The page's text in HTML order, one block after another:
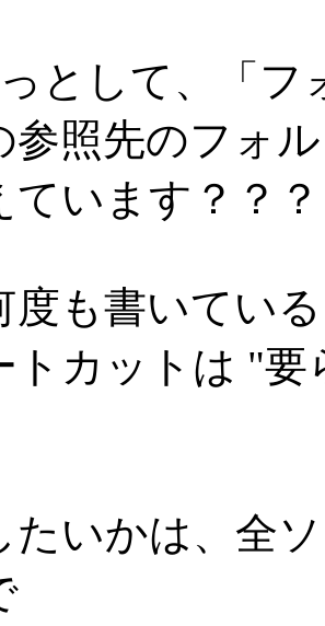
として、「フ
参照先のフォ
ています？？？
度も書いてい
トカットは "
たいかは、全